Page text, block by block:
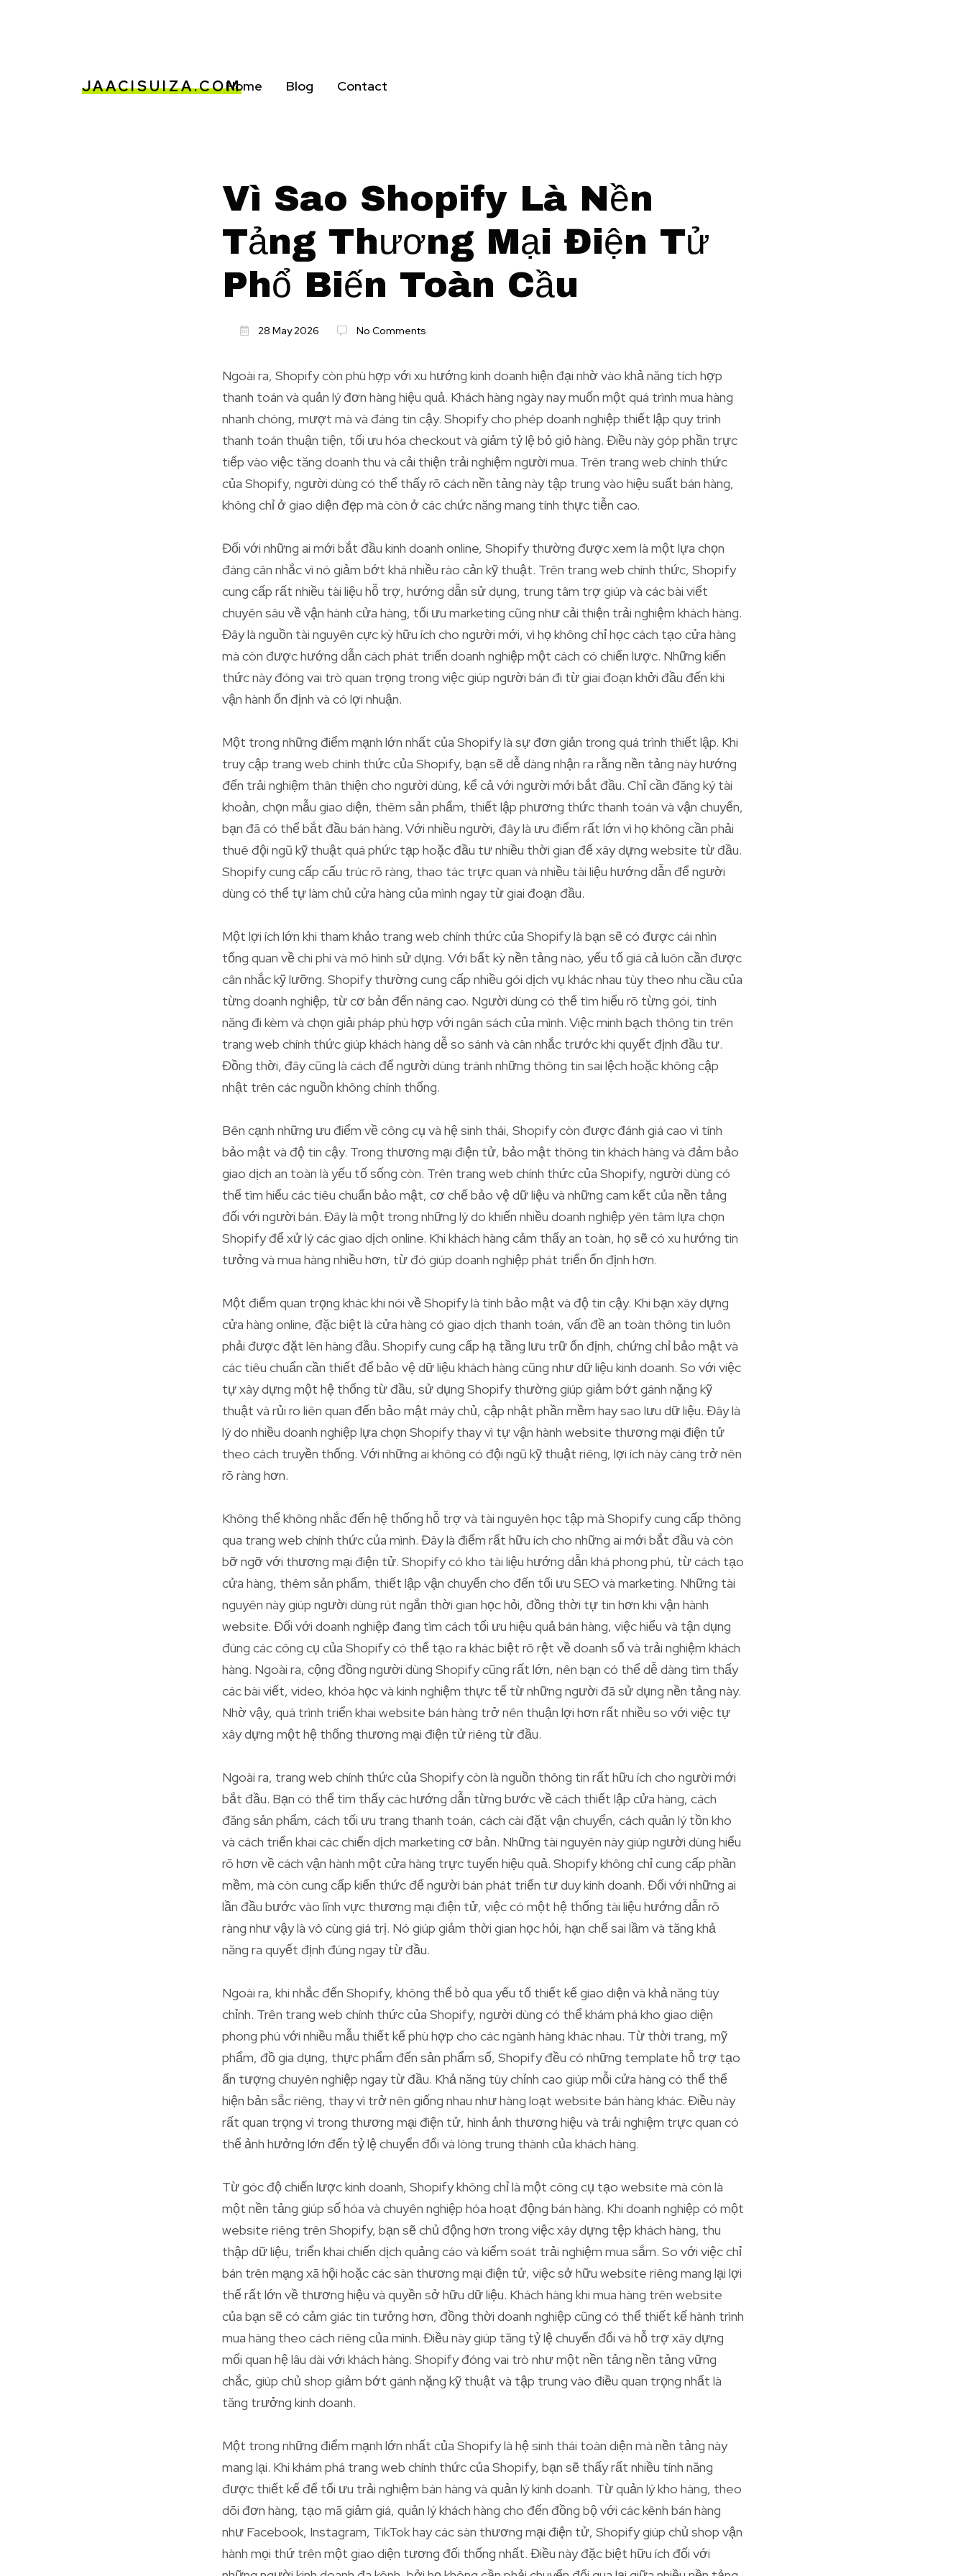
JAACISUIZA.COMHome Blog Contact
Vì Sao Shopify Là Nền
Tảng Thương Mại Điện Tử
Phổ Biến Toàn Cầu
28 May 2026 No Comments
Ngoài ra, Shopify còn phù hợp với xu hướng kinh doanh hiện đại nhờ vào khả năng tích hợp
thanh toán và quản lý đơn hàng hiệu quả. Khách hàng ngày nay muốn một quá trình mua hàng
nhanh chóng, mượt mà và đáng tin cậy. Shopify cho phép doanh nghiệp thiết lập quy trình
thanh toán thuận tiện, tối ưu hóa checkout và giảm tỷ lệ bỏ giỏ hàng. Điều này góp phần trực
tiếp vào việc tăng doanh thu và cải thiện trải nghiệm người mua. Trên trang web chính thức
của Shopify, người dùng có thể thấy rõ cách nền tảng này tập trung vào hiệu suất bán hàng,
không chỉ ở giao diện đẹp mà còn ở các chức năng mang tính thực tiễn cao.
Đối với những ai mới bắt đầu kinh doanh online, Shopify thường được xem là một lựa chọn
đáng cân nhắc vì nó giảm bớt khá nhiều rào cản kỹ thuật. Trên trang web chính thức, Shopify
cung cấp rất nhiều tài liệu hỗ trợ, hướng dẫn sử dụng, trung tâm trợ giúp và các bài viết
chuyên sâu về vận hành cửa hàng, tối ưu marketing cũng như cải thiện trải nghiệm khách hàng.
Đây là nguồn tài nguyên cực kỳ hữu ích cho người mới, vì họ không chỉ học cách tạo cửa hàng
mà còn được hướng dẫn cách phát triển doanh nghiệp một cách có chiến lược. Những kiến
thức này đóng vai trò quan trọng trong việc giúp người bán đi từ giai đoạn khởi đầu đến khi
vận hành ổn định và có lợi nhuận.
Một trong những điểm mạnh lớn nhất của Shopify là sự đơn giản trong quá trình thiết lập. Khi
truy cập trang web chính thức của Shopify, bạn sẽ dễ dàng nhận ra rằng nền tảng này hướng
đến trải nghiệm thân thiện cho người dùng, kể cả với người mới bắt đầu. Chỉ cần đăng ký tài
khoản, chọn mẫu giao diện, thêm sản phẩm, thiết lập phương thức thanh toán và vận chuyển,
bạn đã có thể bắt đầu bán hàng. Với nhiều người, đây là ưu điểm rất lớn vì họ không cần phải
thuê đội ngũ kỹ thuật quá phức tạp hoặc đầu tư nhiều thời gian để xây dựng website từ đầu.
Shopify cung cấp cấu trúc rõ ràng, thao tác trực quan và nhiều tài liệu hướng dẫn để người
dùng có thể tự làm chủ cửa hàng của mình ngay từ giai đoạn đầu.
Một lợi ích lớn khi tham khảo trang web chính thức của Shopify là bạn sẽ có được cái nhìn
tổng quan về chi phí và mô hình sử dụng. Với bất kỳ nền tảng nào, yếu tố giá cả luôn cần được
cân nhắc kỹ lưỡng. Shopify thường cung cấp nhiều gói dịch vụ khác nhau tùy theo nhu cầu của
từng doanh nghiệp, từ cơ bản đến nâng cao. Người dùng có thể tìm hiểu rõ từng gói, tính
năng đi kèm và chọn giải pháp phù hợp với ngân sách của mình. Việc minh bạch thông tin trên
trang web chính thức giúp khách hàng dễ so sánh và cân nhắc trước khi quyết định đầu tư.
Đồng thời, đây cũng là cách để người dùng tránh những thông tin sai lệch hoặc không cập
nhật trên các nguồn không chính thống.
Bên cạnh những ưu điểm về công cụ và hệ sinh thái, Shopify còn được đánh giá cao vì tính
bảo mật và độ tin cậy. Trong thương mại điện tử, bảo mật thông tin khách hàng và đảm bảo
giao dịch an toàn là yếu tố sống còn. Trên trang web chính thức của Shopify, người dùng có
thể tìm hiểu các tiêu chuẩn bảo mật, cơ chế bảo vệ dữ liệu và những cam kết của nền tảng
đối với người bán. Đây là một trong những lý do khiến nhiều doanh nghiệp yên tâm lựa chọn
Shopify để xử lý các giao dịch online. Khi khách hàng cảm thấy an toàn, họ sẽ có xu hướng tin
tưởng và mua hàng nhiều hơn, từ đó giúp doanh nghiệp phát triển ổn định hơn.
Một điểm quan trọng khác khi nói về Shopify là tính bảo mật và độ tin cậy. Khi bạn xây dựng
cửa hàng online, đặc biệt là cửa hàng có giao dịch thanh toán, vấn đề an toàn thông tin luôn
phải được đặt lên hàng đầu. Shopify cung cấp hạ tầng lưu trữ ổn định, chứng chỉ bảo mật và
các tiêu chuẩn cần thiết để bảo vệ dữ liệu khách hàng cũng như dữ liệu kinh doanh. So với việc
tự xây dựng một hệ thống từ đầu, sử dụng Shopify thường giúp giảm bớt gánh nặng kỹ
thuật và rủi ro liên quan đến bảo mật máy chủ, cập nhật phần mềm hay sao lưu dữ liệu. Đây là
lý do nhiều doanh nghiệp lựa chọn Shopify thay vì tự vận hành website thương mại điện tử
theo cách truyền thống. Với những ai không có đội ngũ kỹ thuật riêng, lợi ích này càng trở nên
rõ ràng hơn.
Không thể không nhắc đến hệ thống hỗ trợ và tài nguyên học tập mà Shopify cung cấp thông
qua trang web chính thức của mình. Đây là điểm rất hữu ích cho những ai mới bắt đầu và còn
bỡ ngỡ với thương mại điện tử. Shopify có kho tài liệu hướng dẫn khá phong phú, từ cách tạo
cửa hàng, thêm sản phẩm, thiết lập vận chuyển cho đến tối ưu SEO và marketing. Những tài
nguyên này giúp người dùng rút ngắn thời gian học hỏi, đồng thời tự tin hơn khi vận hành
website. Đối với doanh nghiệp đang tìm cách tối ưu hiệu quả bán hàng, việc hiểu và tận dụng
đúng các công cụ của Shopify có thể tạo ra khác biệt rõ rệt về doanh số và trải nghiệm khách
hàng. Ngoài ra, cộng đồng người dùng Shopify cũng rất lớn, nên bạn có thể dễ dàng tìm thấy
các bài viết, video, khóa học và kinh nghiệm thực tế từ những người đã sử dụng nền tảng này.
Nhờ vậy, quá trình triển khai website bán hàng trở nên thuận lợi hơn rất nhiều so với việc tự
xây dựng một hệ thống thương mại điện tử riêng từ đầu.
Ngoài ra, trang web chính thức của Shopify còn là nguồn thông tin rất hữu ích cho người mới
bắt đầu. Bạn có thể tìm thấy các hướng dẫn từng bước về cách thiết lập cửa hàng, cách
đăng sản phẩm, cách tối ưu trang thanh toán, cách cài đặt vận chuyển, cách quản lý tồn kho
và cách triển khai các chiến dịch marketing cơ bản. Những tài nguyên này giúp người dùng hiểu
rõ hơn về cách vận hành một cửa hàng trực tuyến hiệu quả. Shopify không chỉ cung cấp phần
mềm, mà còn cung cấp kiến thức để người bán phát triển tư duy kinh doanh. Đối với những ai
lần đầu bước vào lĩnh vực thương mại điện tử, việc có một hệ thống tài liệu hướng dẫn rõ
ràng như vậy là vô cùng giá trị. Nó giúp giảm thời gian học hỏi, hạn chế sai lầm và tăng khả
năng ra quyết định đúng ngay từ đầu.
Ngoài ra, khi nhắc đến Shopify, không thể bỏ qua yếu tố thiết kế giao diện và khả năng tùy
chỉnh. Trên trang web chính thức của Shopify, người dùng có thể khám phá kho giao diện
phong phú với nhiều mẫu thiết kế phù hợp cho các ngành hàng khác nhau. Từ thời trang, mỹ
phẩm, đồ gia dụng, thực phẩm đến sản phẩm số, Shopify đều có những template hỗ trợ tạo
ấn tượng chuyên nghiệp ngay từ đầu. Khả năng tùy chỉnh cao giúp mỗi cửa hàng có thể thể
hiện bản sắc riêng, thay vì trở nên giống nhau như hàng loạt website bán hàng khác. Điều này
rất quan trọng vì trong thương mại điện tử, hình ảnh thương hiệu và trải nghiệm trực quan có
thể ảnh hưởng lớn đến tỷ lệ chuyển đổi và lòng trung thành của khách hàng.
Từ góc độ chiến lược kinh doanh, Shopify không chỉ là một công cụ tạo website mà còn là
một nền tảng giúp số hóa và chuyên nghiệp hóa hoạt động bán hàng. Khi doanh nghiệp có một
website riêng trên Shopify, bạn sẽ chủ động hơn trong việc xây dựng tệp khách hàng, thu
thập dữ liệu, triển khai chiến dịch quảng cáo và kiểm soát trải nghiệm mua sắm. So với việc chỉ
bán trên mạng xã hội hoặc các sàn thương mại điện tử, việc sở hữu website riêng mang lại lợi
thế rất lớn về thương hiệu và quyền sở hữu dữ liệu. Khách hàng khi mua hàng trên website
của bạn sẽ có cảm giác tin tưởng hơn, đồng thời doanh nghiệp cũng có thể thiết kế hành trình
mua hàng theo cách riêng của mình. Điều này giúp tăng tỷ lệ chuyển đổi và hỗ trợ xây dựng
mối quan hệ lâu dài với khách hàng. Shopify đóng vai trò như một nền tảng nền tảng vững
chắc, giúp chủ shop giảm bớt gánh nặng kỹ thuật và tập trung vào điều quan trọng nhất là
tăng trưởng kinh doanh.
Một trong những điểm mạnh lớn nhất của Shopify là hệ sinh thái toàn diện mà nền tảng này
mang lại. Khi khám phá trang web chính thức của Shopify, bạn sẽ thấy rất nhiều tính năng
được thiết kế để tối ưu trải nghiệm bán hàng và quản lý kinh doanh. Từ quản lý kho hàng, theo
dõi đơn hàng, tạo mã giảm giá, quản lý khách hàng cho đến đồng bộ với các kênh bán hàng
như Facebook, Instagram, TikTok hay các sàn thương mại điện tử, Shopify giúp chủ shop vận
hành mọi thứ trên một giao diện tương đối thống nhất. Điều này đặc biệt hữu ích đối với